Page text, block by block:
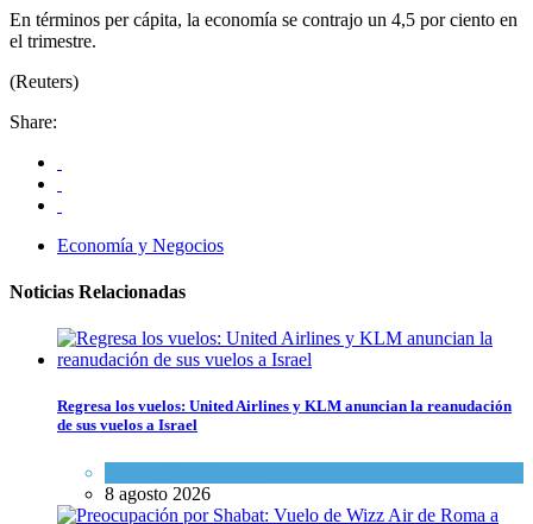
En términos per cápita, la economía se contrajo un 4,5 por ciento en
el trimestre.
(Reuters)
Share:
Economía y Negocios
Noticias Relacionadas
Regresa los vuelos: United Airlines y KLM anuncian la reanudación
de sus vuelos a Israel
8 agosto 2026